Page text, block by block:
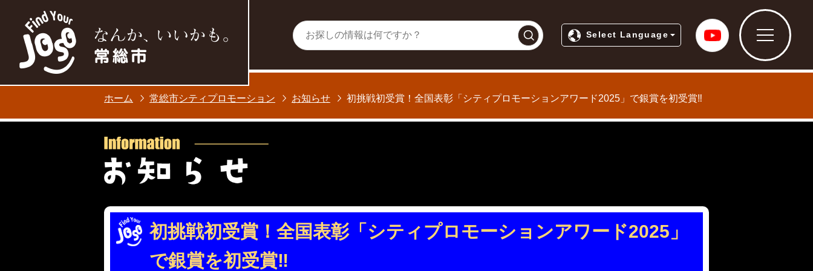
Select Language
常総市公式
ホーム 常総市シティプロモーション お知らせ 初挑戦初受賞！全国表彰「シティプロモーションアワード2025」で銀賞を初受賞‼
初挑戦初受賞！全国表彰「シティプロモーションアワード2025」
で銀賞を初受賞‼